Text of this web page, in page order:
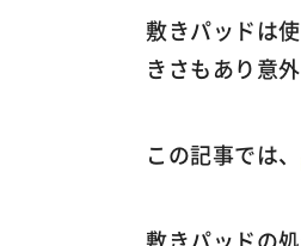
敷きパッドは
きさもあり意
この記事では、